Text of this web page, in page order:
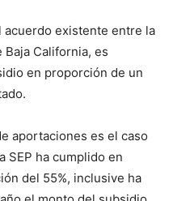
existente entre la
Baja California, es
en proporción de un
aportaciones es el caso
SEP ha cumplido en
del 55%, inclusive ha